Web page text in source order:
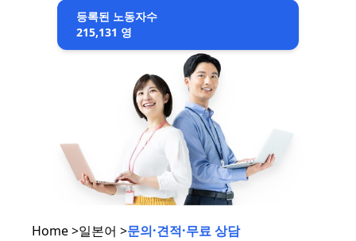
등록된 노동자수
215,131 영
Home >일본어 >문의·견적·무료 상담